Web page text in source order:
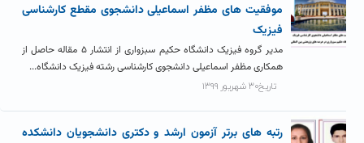
موفقیت های مظفر اسماعیلی دانشجوی مقطع کارشناسی
فیزیک
مدیر گروه فیزیک دانشگاه حکیم سبزواری از انتشار ۵ مقاله حاصل از
همکاری مظفر اسماعیلی دانشجوی کارشناسی رشته فیزیک دانشگاه...
تاریخ۳۰ شهریور ۱۳۹۹
رتبه های برتر آزمون ارشد و دکتری دانشجویان دانشکده